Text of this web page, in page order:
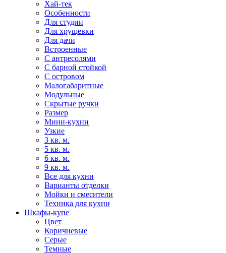
Хай-тек
Особенности
Для студии
Для хрущевки
Для дачи
Встроенные
С антресолями
С барной стойкой
С островом
Малогабаритные
Модульные
Скрытые ручки
Размер
Мини-кухни
Узкие
3 кв. м.
5 кв. м.
6 кв. м.
9 кв. м.
Все для кухни
Варианты отделки
Мойки и смесители
Техника для кухни
Шкафы-купе
Цвет
Коричневые
Серые
Темные